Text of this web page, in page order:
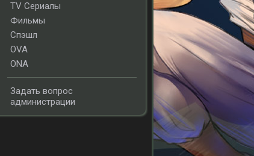
TV Сериалы
Фильмы
Спэшл
OVA
ONA
Задать вопрос
администрации